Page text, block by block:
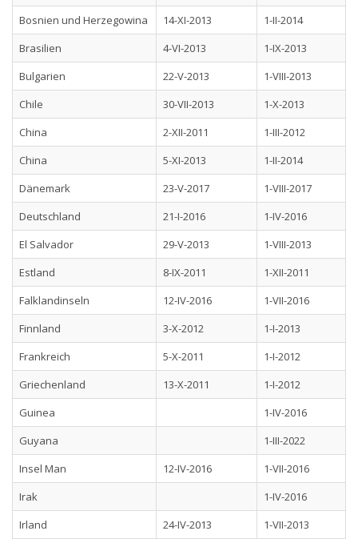
Bosnien und Herzegowina 14-XI-2013
1-II-2014
Brasilien
4-VI-2013
1-IX-2013
Bulgarien
22-V-2013
1-VIII-2013
Chile
30-VII-2013
1-X-2013
China
2-XII-2011
1-III-2012
China
5-XI-2013
1-II-2014
Dänemark
23-V-2017
1-VIII-2017
Deutschland
21-I-2016
1-IV-2016
El Salvador
29-V-2013
1-VIII-2013
Estland
8-IX-2011
1-XII-2011
Falklandinseln
12-IV-2016
1-VII-2016
Finnland
3-X-2012
1-I-2013
Frankreich
5-X-2011
1-I-2012
Griechenland
13-X-2011
1-I-2012
Guinea
1-IV-2016
Guyana
1-III-2022
Insel Man
12-IV-2016
1-VII-2016
Irak
1-IV-2016
Irland
24-IV-2013
1-VII-2013